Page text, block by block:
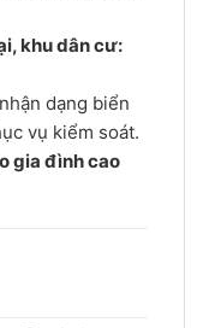
khu dân cư:
nhận dạng biển
vụ kiểm soát.
gia đình cao